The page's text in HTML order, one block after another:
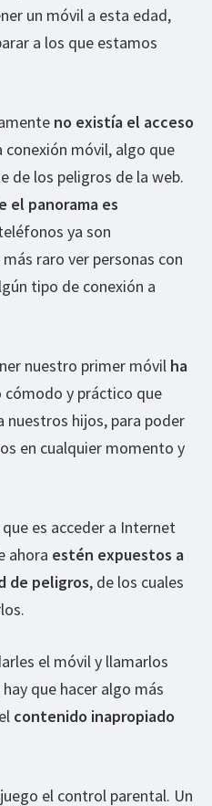
un móvil a esta edad,
a los que estamos
no existía el acceso
conexión móvil, algo que
de los peligros de la web.
el panorama es
ya son
raro ver personas con
tipo de conexión a
nuestro primer móvil ha
y práctico que
nuestros hijos, para poder
en cualquier momento y
es acceder a Internet
ahora estén expuestos a
de peligros, de los cuales
el móvil y llamarlos
que hacer algo más
contenido inapropiado
el control parental. Un